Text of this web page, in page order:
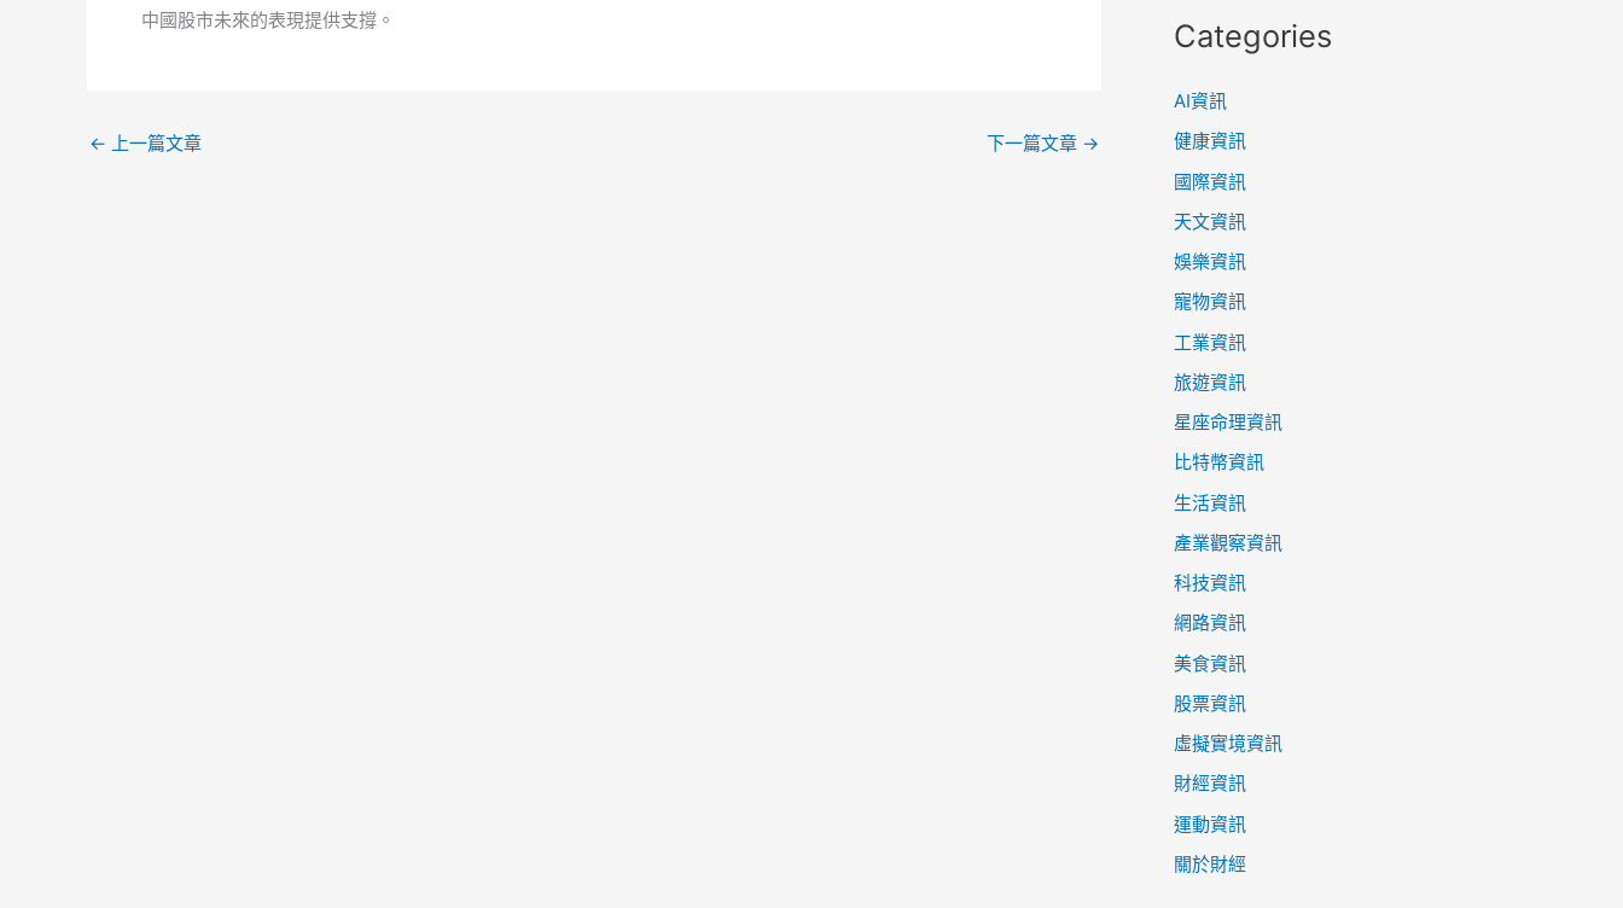
中國股市未來的表現提供支撐。
← 上一篇文章 下一篇文章 →
Categories
AI資訊
健康資訊
國際資訊
天文資訊
娛樂資訊
寵物資訊
工業資訊
旅遊資訊
星座命理資訊
比特幣資訊
生活資訊
產業觀察資訊
科技資訊
網路資訊
美食資訊
股票資訊
虛擬實境資訊
財經資訊
運動資訊
關於財經